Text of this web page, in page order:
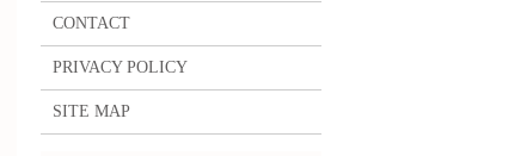
CONTACT
PRIVACY POLICY
SITE MAP